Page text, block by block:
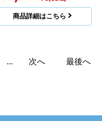
：BSET-N6-055-13A-